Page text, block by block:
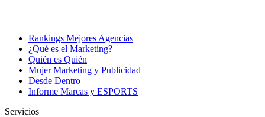
Rankings Mejores Agencias
¿Qué es el Marketing?
Quién es Quién
Mujer Marketing y Publicidad
Desde Dentro
Informe Marcas y ESPORTS
Servicios